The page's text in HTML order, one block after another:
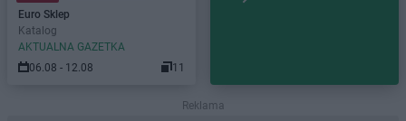
Euro Sklep
Katalog
AKTUALNA GAZETKA
06.08 - 12.08
11
Reklama